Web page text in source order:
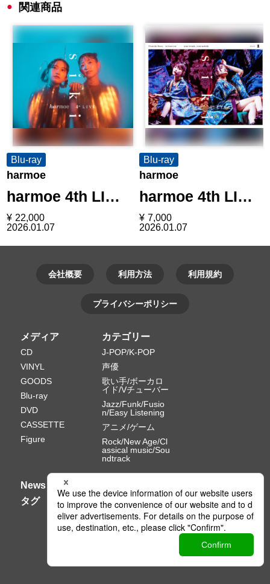
関連商品
Blu-ray
harmoe
harmoe 4th LI…
¥ 22,000
2026.01.07
Blu-ray
harmoe
harmoe 4th LI…
¥ 7,000
2026.01.07
会社概要 利用方法 利用規約
プライバシーポリシー
メディア
CD
VINYL
GOODS
Blu-ray
DVD
CASSETTE
Figure
カテゴリー
J-POP/K-POP
声優
歌い手/ボーカロ
イド/Vチューバー
Jazz/Funk/Fusio
n/Easy Listening
アニメ/ゲーム
Rock/New Age/Cl
assical music/Sou
ndtrack
News
タグ
Ⓒ PONY CANYON INC.